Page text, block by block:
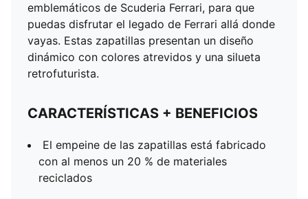
emblemáticos de Scuderia Ferrari, para que
puedas disfrutar el legado de Ferrari allá donde
vayas. Estas zapatillas presentan un diseño
dinámico con colores atrevidos y una silueta
retrofuturista.
CARACTERÍSTICAS + BENEFICIOS
El empeine de las zapatillas está fabricado
con al menos un 20 % de materiales
reciclados